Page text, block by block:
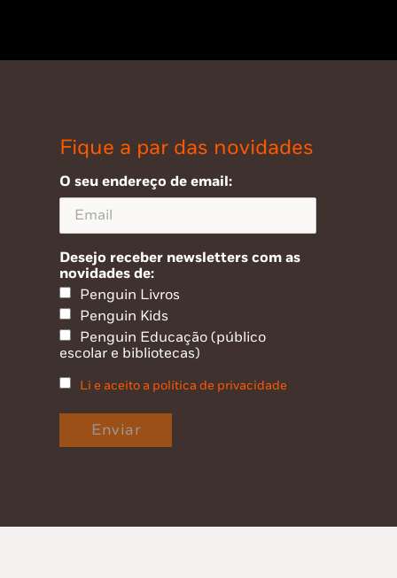
Fique a par das novidades
O seu endereço de email:
Desejo receber newsletters com as
novidades de:
Penguin Livros
Penguin Kids
Penguin Educação (público
escolar e bibliotecas)
Li e aceito a política de privacidade